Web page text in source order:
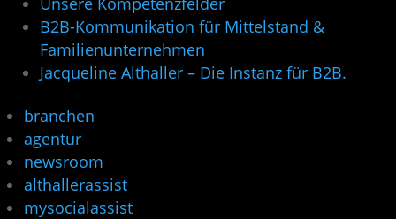
B2B-Kommunikation für Mittelstand &
Familienunternehmen
Jacqueline Althaller – Die Instanz für B2B.
branchen
agentur
newsroom
althallerassist
mysocialassist